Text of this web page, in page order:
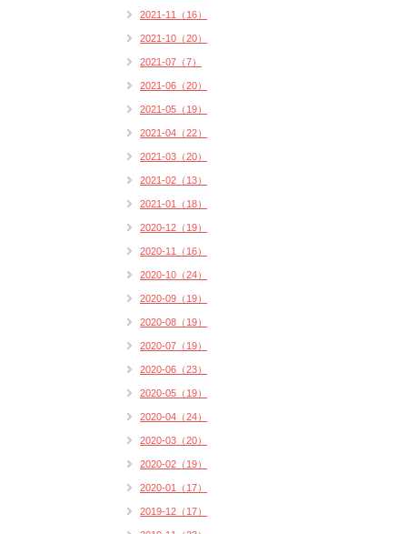
2021-11（16）
2021-10（20）
2021-07（7）
2021-06（20）
2021-05（19）
2021-04（22）
2021-03（20）
2021-02（13）
2021-01（18）
2020-12（19）
2020-11（16）
2020-10（24）
2020-09（19）
2020-08（19）
2020-07（19）
2020-06（23）
2020-05（19）
2020-04（24）
2020-03（20）
2020-02（19）
2020-01（17）
2019-12（17）